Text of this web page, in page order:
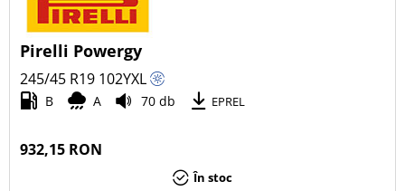
Pirelli Powergy
245/45 R19 102YXL
B A 70 db EPREL
932,15 RON
În stoc